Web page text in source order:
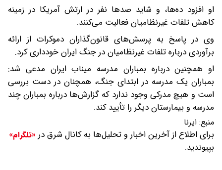
او افزود ده‌ها، و شاید صدها نفر در ارتش آمریکا در زمینه
کاهش تلفات غیرنظامیان فعالیت می‌کنند.
وی در پاسخ به پرسش‌های قانون‌گذاران دموکرات از ارائه
برآوردی درباره تلفات غیرنظامیان در جنگ ایران خودداری کرد.
او همچنین درباره بمباران مدرسه میناب ایران مدعی شد:
بمباران یک مدرسه در ابتدای جنگ، همچنان در دست بررسی
است و هیچ مدرکی وجود ندارد که گزارش‌ها درباره بمباران چند
مدرسه و بیمارستان دیگر را تأیید کند.
منبع: ایرنا
برای اطلاع از آخرین اخبار و تحلیل‌ها به کانال شرق در «تلگرام»
بپیوندید.